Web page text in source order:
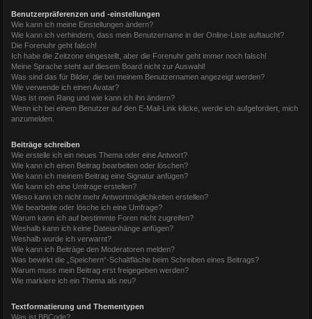
Benutzerpräferenzen und -einstellungen
Wie kann ich meine Einstellungen ändern?
Wie kann ich verhindern, dass mein Benutzername in der Online-Liste auftaucht?
Die Forenuhr geht falsch!
Ich habe die Zeitzone eingestellt, aber die Forenuhr geht immer noch falsch!
Meine Sprache steht auf diesem Board nicht zur Auswahl!
Was sind das für Bilder, die bei meinem Benutzernamen angezeigt werden?
Wie verwende ich einen Avatar?
Was ist mein Rang und wie kann ich ihn ändern?
Wenn ich bei einem Benutzer auf den E-Mail-Link klicke, werde ich aufgefordert, mich
anzumelden.
Beiträge schreiben
Wie erstelle ich ein neues Thema oder eine Antwort?
Wie kann ich einen Beitrag bearbeiten oder löschen?
Wie kann ich meinem Beitrag eine Signatur anfügen?
Wie kann ich eine Umfrage erstellen?
Wieso kann ich nicht mehr Antwortmöglichkeiten erstellen?
Wie bearbeite oder lösche ich eine Umfrage?
Warum kann ich auf bestimmte Foren nicht zugreifen?
Weshalb kann ich keine Dateianhänge anfügen?
Weshalb wurde ich verwarnt?
Wie kann ich Beiträge den Moderatoren melden?
Was bewirkt die „Speichern“-Schaltfläche beim Schreiben eines Beitrags?
Warum muss mein Beitrag erst freigegeben werden?
Wie markiere ich ein Thema als neu?
Textformatierung und Thementypen
Was ist BBCode?